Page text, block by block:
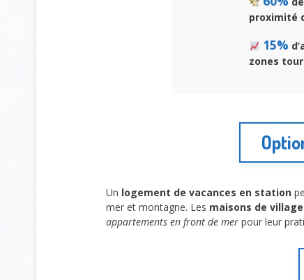
proximité
15%
zones
Un logement de vacances en station
mer et montagne. Les maisons de
appartements en front de mer pour leur